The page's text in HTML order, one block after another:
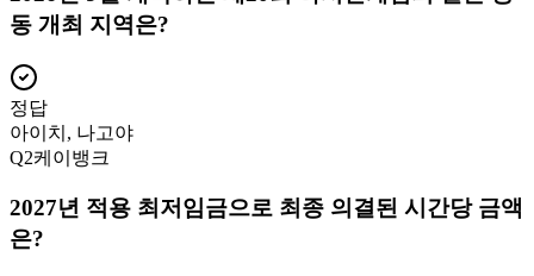
동 개최 지역은?
정답
아이치, 나고야
Q2케이뱅크
2027년 적용 최저임금으로 최종 의결된 시간당 금액
은?